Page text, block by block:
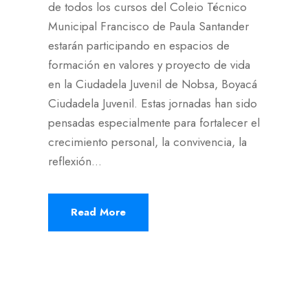
de todos los cursos del Coleio Técnico
Municipal Francisco de Paula Santander
estarán participando en espacios de
formación en valores y proyecto de vida
en la Ciudadela Juvenil de Nobsa, Boyacá
Ciudadela Juvenil. Estas jornadas han sido
pensadas especialmente para fortalecer el
crecimiento personal, la convivencia, la
reflexión...
Read More